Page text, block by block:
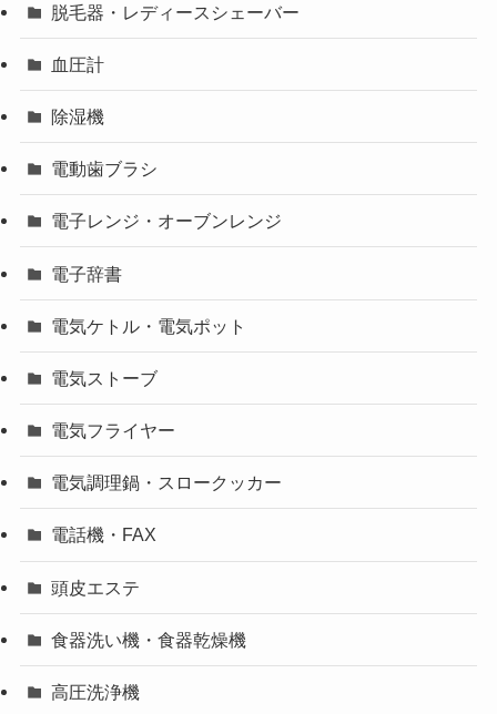
脱毛器・レディースシェーバー
血圧計
除湿機
電動歯ブラシ
電子レンジ・オーブンレンジ
電子辞書
電気ケトル・電気ポット
電気ストーブ
電気フライヤー
電気調理鍋・スロークッカー
電話機・FAX
頭皮エステ
食器洗い機・食器乾燥機
高圧洗浄機